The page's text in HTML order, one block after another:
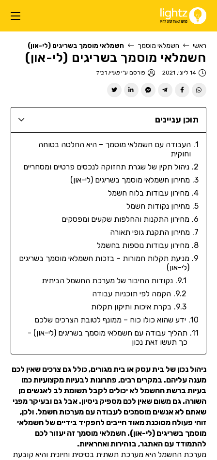
ראשי חשמלאי מוסמך חשמלאי מוסמך בשריגים (לי-און)
חשמלאי מוסמך בשריגים (לי-און)
14 ליוני, 2021 פורסם ע"ימעיין רביד
תוכן עניינים
העבודה עם חשמלאי מוסמך – היא החלטה בטוחה
וחוקית
ניהול תקין של שגרת תחזוקה לנכסים פרטיים ומסחריים
מחירון חשמלאי מוסמך בשריגים (לי-און)
מחירון עבודות בלוח חשמל
מחירון נקודות חשמל
מחירון התקנות והחלפות שקעים ומפסקים
מחירון התקנת גופי תאורה
מחירון עבודות נוספות בחשמל
מניעת תקלות חמורות – בזכות חשמלאי מוסמך בשריגים
(לי-און)
נקודות החיבור של מערכת החשמל הביתית
הקמה לפי תוכניות עבודה
בקרת איכות ותיקון תקלות
ידע שהוא כולו כוח – ממונף לטובת הצרכים שלכם
תהליך עבודה עם חשמלאי מוסמך בשריגים (לי-און) -
כך תעשו זאת נכון
ניהול נכון של בית עסק או בית מגורים, כולל גם צרכים שאין לכם
מענה עליהם. במקרים רבים, פתרונות לבעיות מקצועיות כמו
בעיות ברשת החשמל לא יכולים לקבל תשומת לב לאנשים מן
השורה. גם משום שאין לכם מספיק ניסיון. אבל גם ובעיקר מפני
שאתם לא אנשים מוסמכים לעבודה עם מערכות חשמל. ולכן,
זוהי פעולה מסוכנת מאוד חייבים להפקיד בידיים של חשמלאי
מוסמך בשריגים (לי-און). חשמלאי מוסמך זה יעזור לכם
להתמודד עם האתגר, בזהירות ואחראיות.
מערכת החשמל היא מערכת תשתית בסיסית וחיונית והיא קובעת